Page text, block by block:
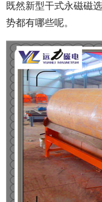
既然新型干式永磁磁
势都有哪些呢。